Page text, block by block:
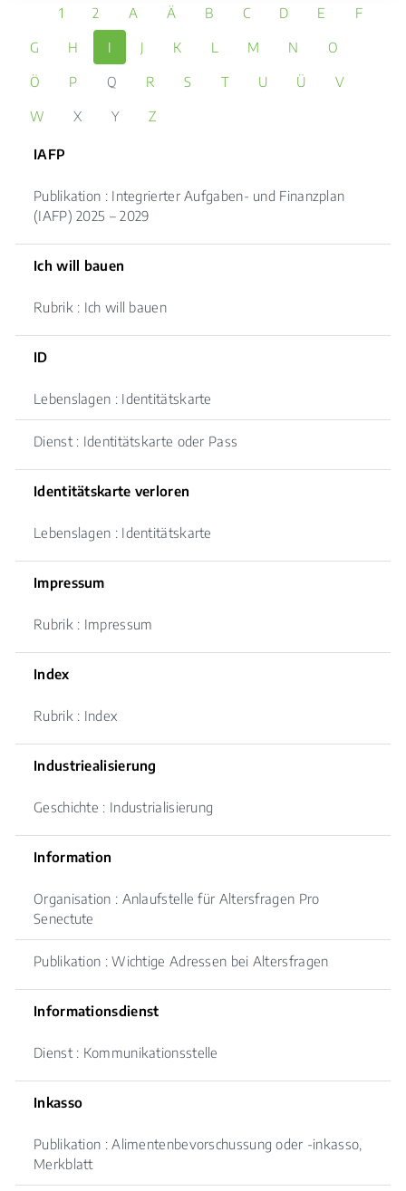
1 2 A Ä B C D E F
G H I J K L M N O
Ö P Q R S T U Ü V
W X Y Z
IAFP
Publikation : Integrierter Aufgaben- und Finanzplan
(IAFP) 2025 – 2029
Ich will bauen
Rubrik : Ich will bauen
ID
Lebenslagen : Identitätskarte
Dienst : Identitätskarte oder Pass
Identitätskarte verloren
Lebenslagen : Identitätskarte
Impressum
Rubrik : Impressum
Index
Rubrik : Index
Industriealisierung
Geschichte : Industrialisierung
Information
Organisation : Anlaufstelle für Altersfragen Pro
Senectute
Publikation : Wichtige Adressen bei Altersfragen
Informationsdienst
Dienst : Kommunikationsstelle
Inkasso
Publikation : Alimentenbevorschussung oder -inkasso,
Merkblatt